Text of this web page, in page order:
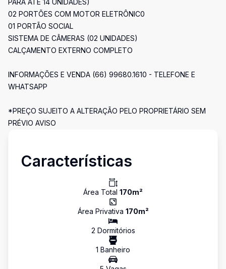
PARA ATÉ 14 UNIDADES)
02 PORTÕES COM MOTOR ELETRÔNIC0
01 PORTÃO SOCIAL
SISTEMA DE CÂMERAS (02 UNIDADES)
CALÇAMENTO EXTERNO COMPLETO
INFORMAÇÕES E VENDA (66) 99680.1610 - TELEFONE E
WHATSAPP
*PREÇO SUJEITO A ALTERAÇÃO PELO PROPRIETÁRIO SEM
PRÉVIO AVISO
Características
Área Total 170m²
Área Privativa 170m²
2 Dormitórios
1 Banheiro